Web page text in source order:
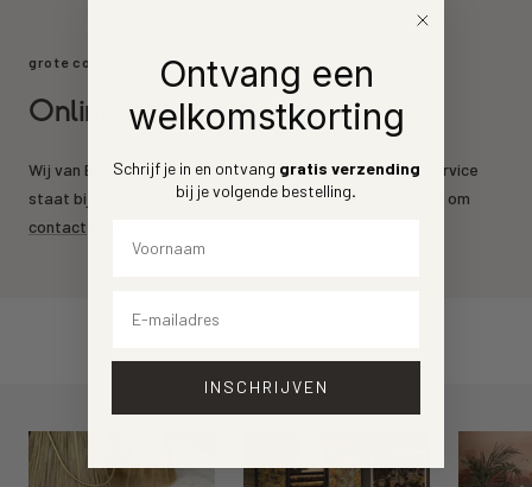
grote collectie
Online behang kopen
Wij van Behang.nl leveren de mooiste behang merken. Service
staat bij ons voorrop. Heeft u een vraag? Aarzel dan niet om
contact
Ontvang een
welkomstkorting
Schrijf je in en ontvang gratis verzending
bij je volgende bestelling.
INSCHRIJVEN